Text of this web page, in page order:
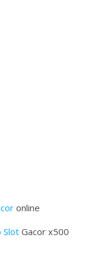
online
Slot Gacor x500